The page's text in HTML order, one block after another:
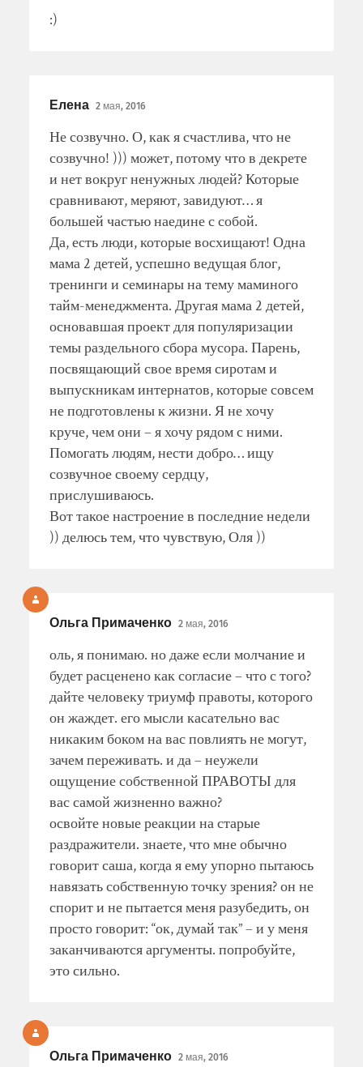
:)
Елена 2 мая, 2016
Не созвучно. О, как я счастлива, что не
созвучно! ))) может, потому что в декрете
и нет вокруг ненужных людей? Которые
сравнивают, меряют, завидуют… я
большей частью наедине с собой.
Да, есть люди, которые восхищают! Одна
мама 2 детей, успешно ведущая блог,
тренинги и семинары на тему маминого
тайм-менеджмента. Другая мама 2 детей,
основавшая проект для популяризации
темы раздельного сбора мусора. Парень,
посвящающий свое время сиротам и
выпускникам интернатов, которые совсем
не подготовлены к жизни. Я не хочу
круче, чем они – я хочу рядом с ними.
Помогать людям, нести добро… ищу
созвучное своему сердцу,
прислушиваюсь.
Вот такое настроение в последние недели
)) делюсь тем, что чувствую, Оля ))
Ольга Примаченко 2 мая, 2016
оль, я понимаю. но даже если молчание и
будет расценено как согласие – что с того?
дайте человеку триумф правоты, которого
он жаждет. его мысли касательно вас
никаким боком на вас повлиять не могут,
зачем переживать. и да – неужели
ощущение собственной ПРАВОТЫ для
вас самой жизненно важно?
освойте новые реакции на старые
раздражители. знаете, что мне обычно
говорит саша, когда я ему упорно пытаюсь
навязать собственную точку зрения? он не
спорит и не пытается меня разубедить, он
просто говорит: “ок, думай так” – и у меня
заканчиваются аргументы. попробуйте,
это сильно.
Ольга Примаченко 2 мая, 2016